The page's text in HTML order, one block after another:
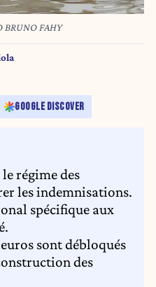
BRUNO FAHY
GOOGLE DISCOVER
régime des
les indemnisations.
spécifique aux
sont débloqués
des